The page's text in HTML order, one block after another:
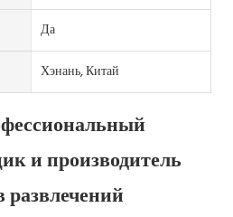
Да
Хэнань, Китай
и производитель
развлечений